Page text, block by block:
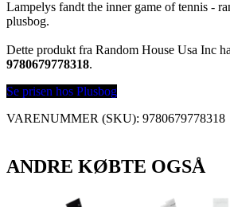
Lampelys fandt the inner game of tennis -
plusbog.
Dette produkt fra Random House Usa Inc
9780679778318.
Se prisen hos Plusbog
VARENUMMER (SKU): 9780679778318
ANDRE KØBTE OGSÅ